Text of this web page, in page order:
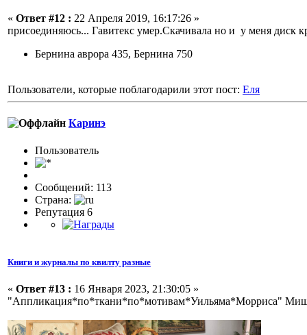
« Ответ #12 : 22 Апреля 2019, 16:17:26 »
присоединяюсь... Гавитекс умер.Скачивала но и у меня диск
Бернина аврора 435, Бернина 750
Пользователи, которые поблагодарили этот пост: Еля
Каринэ
Пользовaтeль
Сообщений: 113
Страна:
Репутация 6
Книги и журналы по квилту разные
« Ответ #13 : 16 Января 2023, 21:30:05 »
"Аппликация*по*ткани*по*мотивам*Уильяма*Морриса"